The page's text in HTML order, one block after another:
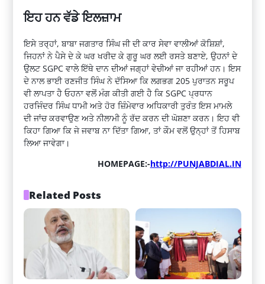
ਇਹ ਹਨ ਵੱਡੇ ਇਲਜ਼ਾਮ
ਇਸੇ ਤਰ੍ਹਾਂ, ਬਾਬਾ ਜਗਤਾਰ ਸਿੰਘ ਜੀ ਦੀ ਕਾਰ ਸੇਵਾ ਵਾਲੀਆਂ ਕੋਸ਼ਿਸ਼ਾਂ,
ਜਿਹਨਾਂ ਨੇ ਪੈਸੇ ਦੇ ਕੇ ਘਰ ਖਰੀਦ ਕੇ ਗੁਰੂ ਘਰ ਲਈ ਰਸਤੇ ਬਣਾਏ, ਉਹਨਾਂ ਦੇ
ਉਲਟ SGPC ਵਾਲੇ ਇੱਥੇ ਦਾਨ ਦੀਆਂ ਜਗ੍ਹਾਂ ਵੇਚੀਆਂ ਜਾ ਰਹੀਆਂ ਹਨ। ਇਸ
ਦੇ ਨਾਲ ਭਾਈ ਰਣਜੀਤ ਸਿੰਘ ਨੇ ਦੱਸਿਆ ਕਿ ਲਗਭਗ 205 ਪੁਰਾਤਨ ਸਰੂਪ
ਵੀ ਲਾਪਤਾ ਹੈ ਓਹਨਾ ਵਲੋਂ ਮੰਗ ਕੀਤੀ ਗਈ ਹੈ ਕਿ SGPC ਪ੍ਰਧਾਨ
ਹਰਜਿੰਦਰ ਸਿੰਘ ਧਾਮੀ ਅਤੇ ਹੋਰ ਜ਼ਿੰਮੇਵਾਰ ਅਧਿਕਾਰੀ ਤੁਰੰਤ ਇਸ ਮਾਮਲੇ
ਦੀ ਜਾਂਚ ਕਰਵਾਉਣ ਅਤੇ ਨੀਲਾਮੀ ਨੂੰ ਰੱਦ ਕਰਨ ਦੀ ਘੋਸ਼ਣਾ ਕਰਨ। ਇਹ ਵੀ
ਕਿਹਾ ਗਿਆ ਕਿ ਜੇ ਜਵਾਬ ਨਾ ਦਿੱਤਾ ਗਿਆ, ਤਾਂ ਕੌਮ ਵਲੋਂ ਉਨ੍ਹਾਂ ਤੋਂ ਹਿਸਾਬ
ਲਿਆ ਜਾਵੇਗਾ।
HOMEPAGE:-http://PUNJABDIAL.IN
Related Posts